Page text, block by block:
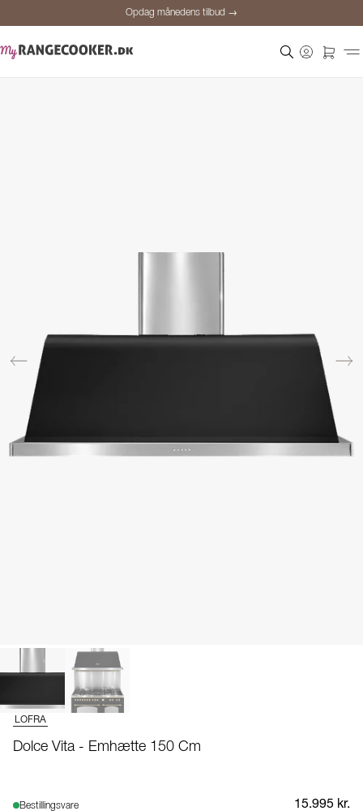
Opdag månedens tilbud →
LOFRA
Dolce Vita - Emhætte 150 Cm
Bestillingsvare
15.995 kr.